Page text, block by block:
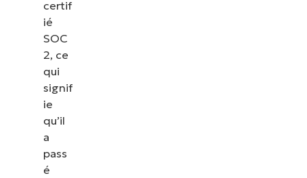
certif
ié
SOC
2, ce
qui
signif
ie
qu’il
a
pass
é